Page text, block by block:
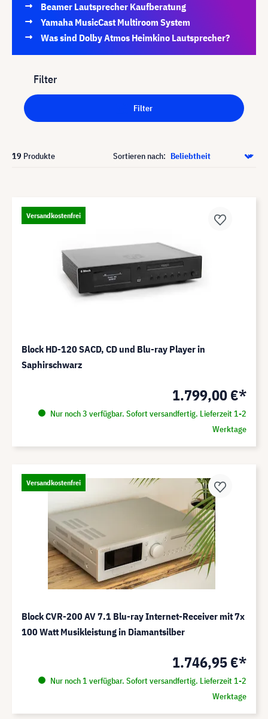
Beamer Lautsprecher Kaufberatung
Yamaha MusicCast Multiroom System
Was sind Dolby Atmos Heimkino Lautsprecher?
Filter
Filter
19 Produkte Sortieren nach:
Versandkostenfrei
Block HD-120 SACD, CD und Blu-ray Player in
Saphirschwarz
1.799,00 €*
Nur noch 3 verfügbar. Sofort versandfertig. Lieferzeit 1-2
Werktage
Versandkostenfrei
Block CVR-200 AV 7.1 Blu-ray Internet-Receiver mit 7x
100 Watt Musikleistung in Diamantsilber
1.746,95 €*
Nur noch 1 verfügbar. Sofort versandfertig. Lieferzeit 1-2
Werktage